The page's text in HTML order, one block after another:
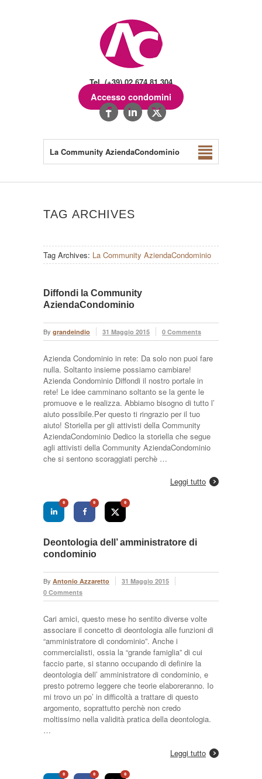
Tel. (+39) 02.674.81.304
Accesso condomini
La Community AziendaCondominio
TAG ARCHIVES
Tag Archives: La Community AziendaCondominio
Diffondi la Community
AziendaCondominio
By grandeindio 31 Maggio 2015 0 Comments
Azienda Condominio in rete: Da solo non puoi fare
nulla. Soltanto insieme possiamo cambiare!
Azienda Condominio Diffondi il nostro portale in
rete! Le idee camminano soltanto se la gente le
promuove e le realizza. Abbiamo bisogno di tutto l’
aiuto possibile.Per questo ti ringrazio per il tuo
aiuto! Storiella per gli attivisti della Community
AziendaCondominio Dedico la storiella che segue
agli attivisti della Community AziendaCondominio
che si sentono scoraggiati perchè …
Leggi tutto
0 0 0
Deontologia dell’ amministratore di
condominio
By Antonio Azzaretto
31 Maggio 2015
0 Comments
Cari amici, questo mese ho sentito diverse volte
associare il concetto di deontologia alle funzioni di
“amministratore di condominio”. Anche i
commercialisti, ossia la “grande famiglia” di cui
faccio parte, si stanno occupando di definire la
deontologia dell’ amministratore di condominio, e
presto potremo leggere che teorie elaboreranno. Io
mi trovo un po’ in difficoltà a trattare di questo
argomento, soprattutto perchè non credo
moltissimo nella validità pratica della deontologia.
…
Leggi tutto
0 0 0